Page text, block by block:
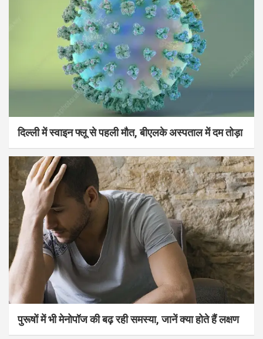
दिल्ली में स्वाइन फ्लू से पहली मौत, बीएलके अस्पताल में दम तोड़ा
पुरूषों में भी मेनोपॉज की बढ़ रही समस्या, जानें क्या होते हैं लक्षण